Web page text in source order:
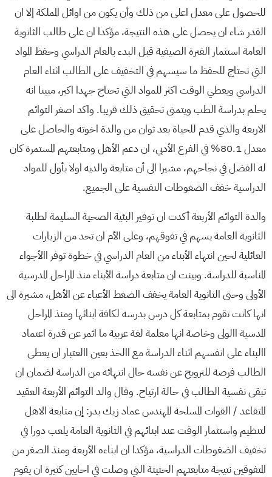
للحصول على معدل اعلى من ذلك وأن يكون من اوائل المملكة إلا ان
القدر شاء ان يحصل على هذه النتيجة، مؤكدا ان على طالب الثانوية
العامة استثمار الفترة الصيفية قبل البدء بالعام الدراسي وحفظ المواد
التي تحتاج للحفظ ما سيسهم في التخفيف على الطالب اثناء العام
الدراسي ويعطي الوقت اكثر للمواد التي تحتاج جهدا اكبر، مبينا انه
يحلم بدراسة الطب ويتمنى تحقيق ذلك قريبا. واكد اصغر التوائم
الاربعة والذي قدم للحياة بعد ثوان من والدة اخوته والحاصل على
معدل 80.1% في الفرع الأدبي، ان دعم الأهل ومتابعتهم المستمرة كان
له الفضل في نجاحهم، مشيرا الى أن متابعة والديه اولا بأول للمواد
الدراسية خفف الضغوطات النفسية على الجميع.
والدة التوائم الأربعة أكدت ان توفير البئية الصحية السليمة لطلبة
الثانوية العامة يسهم في تفوقهم، وعلى الأم ان تحد من الزيارات
العائلية لحين انتهاء الأبناء من العام الدراسي في خطوة توفر االأجواء
المناسبة للدراسة. وبينت ان متابعة دراسة الأبناء منذ المراحل المدرسية
الأولى وحتى الثانوية العامة يخفف الضغط الأعباء عن الأهل، مشيرة الى
انها كانت تقوم بمتابعة كل درس بدرسه لكافة ابنائها ومنذ المراحل
المدسية االولى وخاصة انها معلمة لغة عربية ما اثمر عن قدرة اعتماد
االبناء على انفسهم اثناء الدراسة مع االخذ بعين االعتبار ان يعطى
الطالب فرصة للترويح عن نفسه حال انتهائه من الدراسة لضمان ان
تبقى نفسية الطالب في حالة ارتياح. وقال والد التوائم الأربعة العقيد
المتقاعد / القوات المسلحة المهندس عماد زيك بدر: إن متابعة الاهل
لتنظيم واستثمار الوقت عند ابنائهم في الثانوية العامة يلعب دورا في
تخفيف الضغوطات الدراسية، مؤكدا ان ابناءه الأربعة ومنذ الصغر من
المتفوقين نتيجة متابعتهم الحثيثة التي وصلت في احايين كثيرة ان يقوم